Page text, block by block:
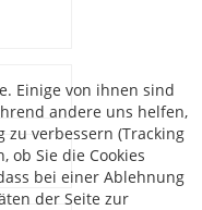
Einige von ihnen sind
andere uns helfen,
verbessern (Tracking
ob Sie die Cookies
bei einer Ablehnung
der Seite zur